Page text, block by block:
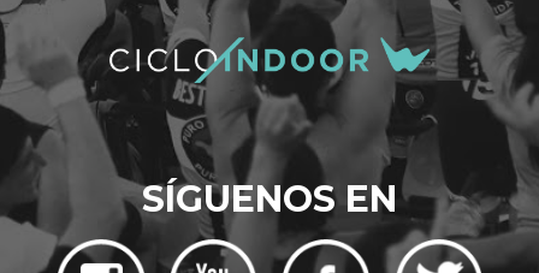
SÍGUENOS EN